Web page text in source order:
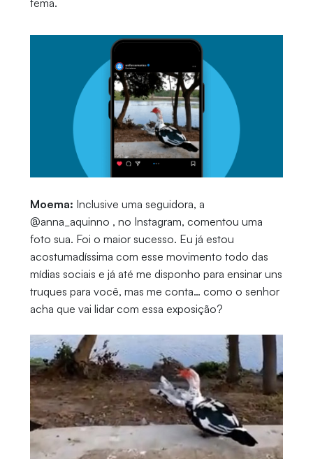
tema.
Moema: Inclusive uma seguidora, a
@anna_aquinno , no Instagram, comentou uma
foto sua. Foi o maior sucesso. Eu já estou
acostumadíssima com esse movimento todo das
mídias sociais e já até me disponho para ensinar uns
truques para você, mas me conta… como o senhor
acha que vai lidar com essa exposição?